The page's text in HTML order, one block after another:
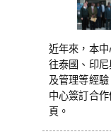
近年來，本
往泰國、印
及管理等經
中心簽訂合
頁。